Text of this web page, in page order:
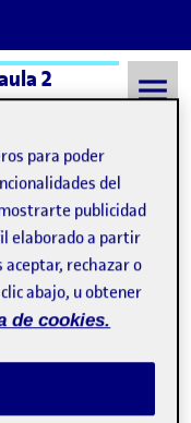
2
pm
para poder
del
publicidad
elaborado a partir
aceptar, rechazar o
abajo, u obtener
de cookies.